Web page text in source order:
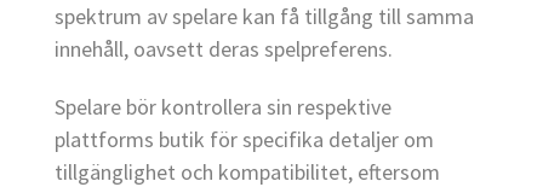
spektrum av spelare kan få tillgång till samma
innehåll, oavsett deras spelpreferens.
Spelare bör kontrollera sin respektive
plattforms butik för specifika detaljer om
tillgänglighet och kompatibilitet, eftersom